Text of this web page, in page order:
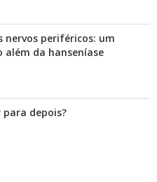
nervos periféricos: um
além da hanseníase
depois?